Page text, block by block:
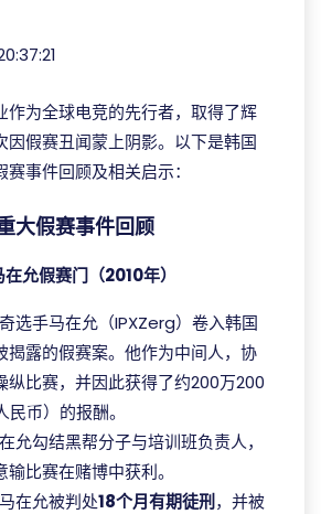
作为全球电竞的先行者，取得了辉
因假赛丑闻蒙上阴影。以下是韩国
事件回顾及相关启示：
大假赛事件回顾
在允假赛门（2010年）
选手马在允（IPXZerg）卷入韩国
揭露的假赛案。他作为中间人，协
纵比赛，并因此获得了约200万200
民币）的报酬。
允勾结黑帮分子与培训班负责人，
比赛在赌博中获利。
在允被判处18个月有期徒刑 ，并被